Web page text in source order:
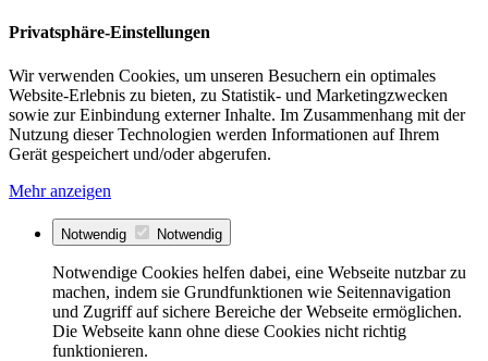
Privatsphäre-Einstellungen
Wir verwenden Cookies, um unseren Besuchern ein optimales
Website-Erlebnis zu bieten, zu Statistik- und Marketingzwecken
sowie zur Einbindung externer Inhalte. Im Zusammenhang mit der
Nutzung dieser Technologien werden Informationen auf Ihrem
Gerät gespeichert und/oder abgerufen.
Mehr anzeigen
Notwendig Notwendig
Notwendige Cookies helfen dabei, eine Webseite nutzbar zu
machen, indem sie Grundfunktionen wie Seitennavigation
und Zugriff auf sichere Bereiche der Webseite ermöglichen.
Die Webseite kann ohne diese Cookies nicht richtig
funktionieren.